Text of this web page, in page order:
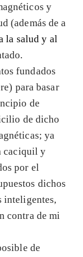
y
(además de a
la salud y al
fundados
para basar
de
de dicho
ya
caciquil y
por el
dichos
inteligentes,
contra de mi
de